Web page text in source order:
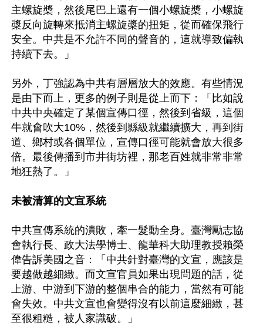
主螺旋槳，然後尾巴上還有一個小螺旋槳，小螺旋
槳反向旋轉來抵消主螺旋槳的扭矩，從而確保飛行
安全。中共是不允許不同的聲音的，這就導致偏執
持續下去。」
另外，丁強認為中共有層層放大的效應。有些情況
是由下而上，更多的例子則是從上而下：「比如說
中共中央確定了某個宣傳口徑，然後到省級，這個
牛就會吹大10%，然後到縣級就繼續擴大，再到街
道、鄉村或各個單位，宣傳口徑可能就會放大很多
倍。最後傳播到市井街坊裡，那老百姓就非常非常
地狂熱了。」
未被清算的文宣系統
中共宣傳系統的潰敗，牽一髮動全身。臺灣勵志協
會執行長、政大法學博士、龍華科大助理教授賴榮
偉告訴美國之音：「中共針對臺灣的文宣，應該是
要越做越細緻。而文宣官員如果出現問題的話，從
上游、中游到下游的整個串合的能力，當然有可能
會失效。中共文宣也會變得沒有以前這麼細緻，甚
至很粗糙，被人家識破。」